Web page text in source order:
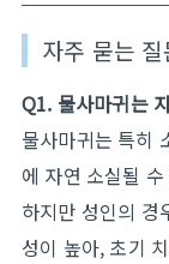
자주 묻는
Q1. 물사마귀는
물사마귀는 특히
에 자연 소실될
하지만 성인의 경
성이 높아, 초기